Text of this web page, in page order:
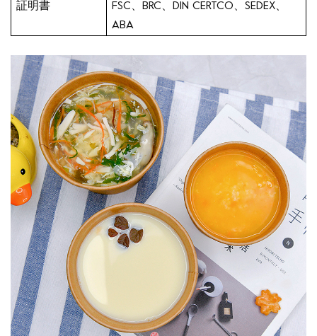
証明書
FSC、BRC、DIN CERTCO、SEDEX、
ABA